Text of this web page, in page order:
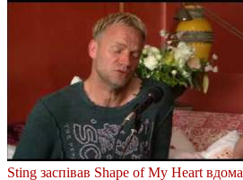
Sting заспівав Shape of My Heart вдома